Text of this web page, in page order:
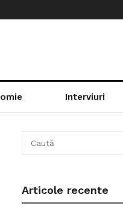
Interviuri
Articole recente